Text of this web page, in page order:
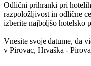
Odlični prihranki pri
razpoložljivost in odlične
izberite najboljšo hotelsko
Vnesite svoje datume, da
v Pirovac, Hrvaška -